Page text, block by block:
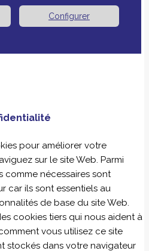
Configurer
pour améliorer votre
sur le site Web. Parmi
comme nécessaires sont
car ils sont essentiels au
de base du site Web.
cookies tiers qui nous aident à
vous utilisez ce site
stockés dans votre navigateur